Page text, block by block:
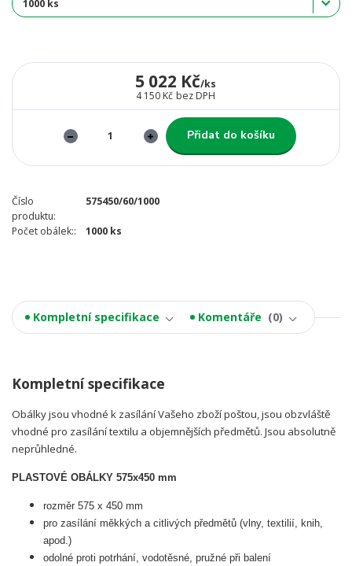
5 022 Kč/ks
4 150 Kč bez DPH
Přidat do košíku
Číslo
produktu:
575450/60/1000
Počet obálek:: 1000 ks
Kompletní specifikace Komentáře 0
Kompletní specifikace
Obálky jsou vhodné k zasílání Vašeho zboží poštou, jsou obzvláště
vhodné pro zasílání textilu a objemnějších předmětů. Jsou absolutně
neprůhledné.
PLASTOVÉ OBÁLKY 575x450 mm
rozměr 575 x 450 mm
pro zasílání měkkých a citlivých předmětů (vlny, textilií, knih,
apod.)
odolné proti potrhání, vodotěsné, pružné při balení